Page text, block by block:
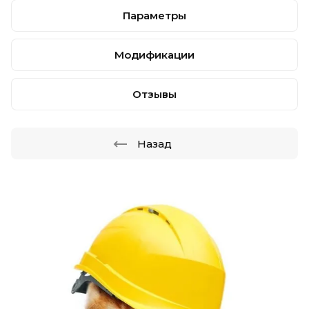
Параметры
Модификации
Отзывы
Назад